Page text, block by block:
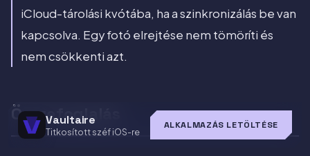
iCloud-tárolási kvótába, ha a szinkronizálás be van
kapcsolva. Egy fotó elrejtése nem tömöríti és
nem csökkenti azt.
Összefoglalás
Vaultaire
Titkosított széf iOS-re
ALKALMAZÁS LETÖLTÉSE